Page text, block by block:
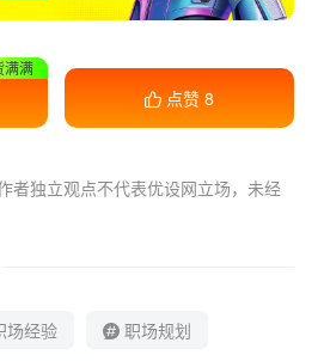
满满
点赞 8
者独立观点不代表优设网立场， 未经
场经验 职场规划